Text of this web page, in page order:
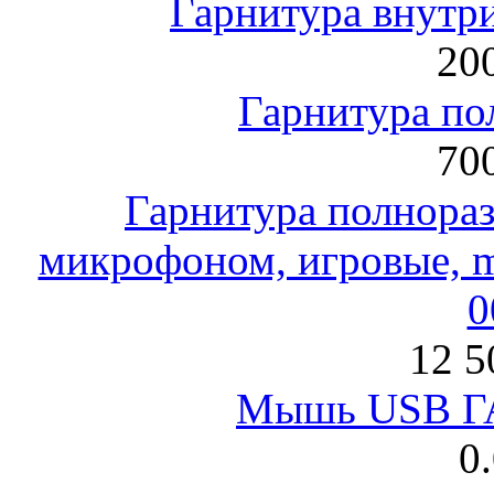
Гарнитура
Гарнитура
Гарнитура
микрофоном, игровые,
12
Мышь USB